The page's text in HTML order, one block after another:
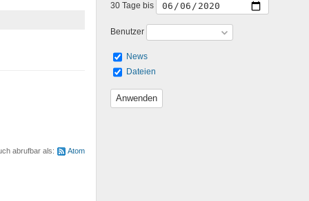
30 Tage bis
Benutzer
News
Dateien
abrufbar als: Atom